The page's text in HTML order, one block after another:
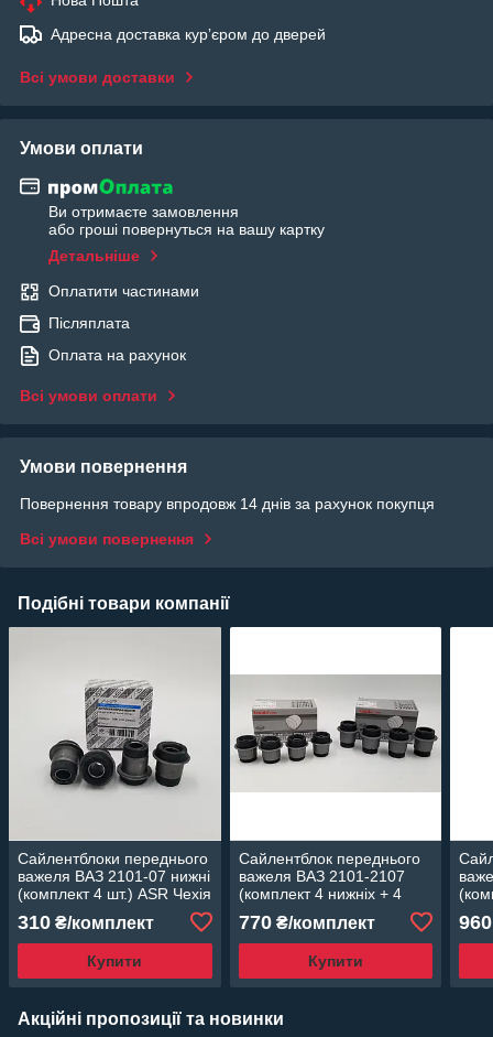
Адресна доставка курʼєром до дверей
Всі умови доставки
Умови оплати
Ви отримаєте замовлення
або гроші повернуться на вашу картку
Детальніше
Оплатити частинами
Післяплата
Оплата на рахунок
Всі умови оплати
Умови повернення
Повернення товару впродовж 14 днів за рахунок покупця
Всі умови повернення
Подібні товари компанії
Сайлентблоки переднього
важеля ВАЗ 2101-07 нижні
(комплект 4 шт.) ASR Чехія
310 ₴/комплект
Купити
Сайлентблок переднього
важеля ВАЗ 2101-2107
(комплект 4 нижніх + 4
верхніх) EuroEx Угорщина
770₴/комплект
Купити
960
Акційні пропозиції та новинки